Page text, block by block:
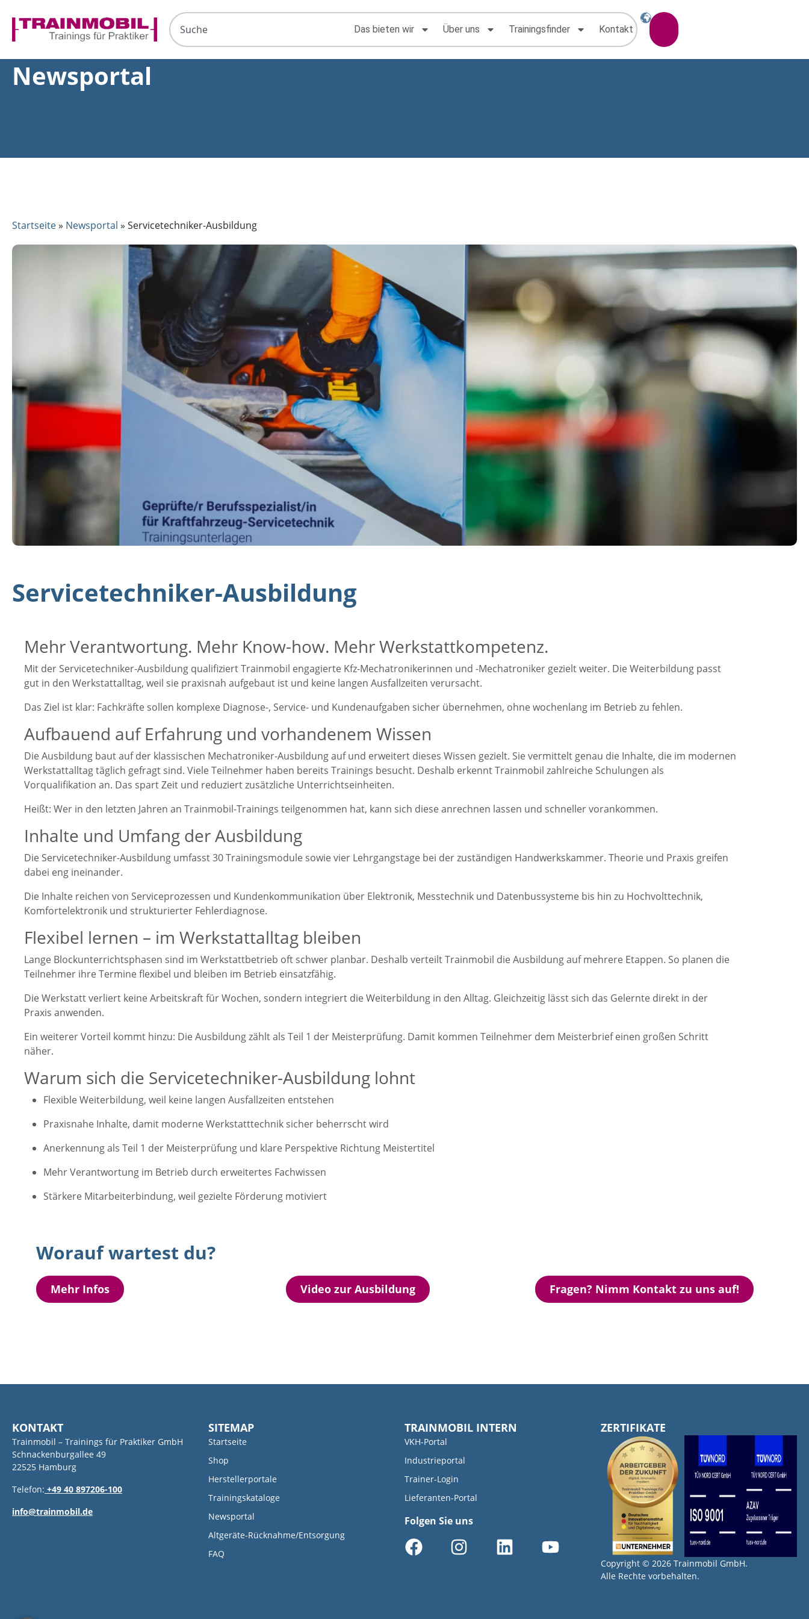
Das bieten wir Über uns Trainingsfinder Kontakt
Newsportal
Startseite» Newsportal » Servicetechniker-Ausbildung
Servicetechniker-Ausbildung
Mehr Verantwortung. Mehr Know-how. Mehr Werkstattkompetenz.
Mit der Servicetechniker-Ausbildung qualifiziertTrainmobil engagierte Kfz-Mechatronikerinnen und -Mechatroniker gezielt weiter. Die Weiterbildung passt
gut in den Werkstattalltag, weil sie praxisnah aufgebaut ist und keine langen Ausfallzeiten verursacht.
Das Ziel ist klar: Fachkräfte sollen komplexe Diagnose-, Service- und Kundenaufgaben sicher übernehmen, ohne wochenlang im Betrieb zu fehlen.
Aufbauend auf Erfahrung und vorhandenem Wissen
Die Ausbildung baut auf der klassischen Mechatroniker-Ausbildung auf und erweitert dieses Wissen gezielt. Sie vermittelt genau die Inhalte, die im modernen
Werkstattalltag täglich gefragt sind. Viele Teilnehmer haben bereits Trainings besucht. Deshalb erkennt Trainmobil zahlreiche Schulungen als
Vorqualifikation an. Das spart Zeit und reduziert zusätzliche Unterrichtseinheiten.
Heißt: Wer in den letzten Jahren an Trainmobil-Trainings teilgenommen hat, kann sich diese anrechnen lassen und schneller vorankommen.
Inhalte und Umfang der Ausbildung
Die Servicetechniker-Ausbildung umfasst 30 Trainingsmodule sowie vier Lehrgangstage bei der zuständigen Handwerkskammer. Theorie und Praxis greifen
dabei eng ineinander.
Die Inhalte reichen von Serviceprozessen und Kundenkommunikation über Elektronik, Messtechnik und Datenbussysteme bis hin zu Hochvolttechnik,
Komfortelektronik und strukturierter Fehlerdiagnose.
Flexibel lernen – im Werkstattalltag bleiben
Lange Blockunterrichtsphasen sind im Werkstattbetrieb oft schwer planbar. Deshalb verteilt Trainmobil die Ausbildung auf mehrere Etappen. So planen die
Teilnehmer ihre Termine flexibel und bleiben im Betrieb einsatzfähig.
Die Werkstatt verliert keine Arbeitskraft für Wochen, sondern integriert die Weiterbildung in den Alltag. Gleichzeitig lässt sich das Gelernte direkt in der
Praxis anwenden.
Ein weiterer Vorteil kommt hinzu: Die Ausbildung zählt als Teil 1 der Meisterprüfung. Damit kommen Teilnehmer dem Meisterbrief einen großen Schritt
näher.
Warum sich die Servicetechniker-Ausbildung lohnt
Flexible Weiterbildung, weil keine langen Ausfallzeiten entstehen
Praxisnahe Inhalte, damit moderne Werkstatttechnik sicher beherrscht wird
Anerkennung als Teil 1 der Meisterprüfung und klare Perspektive Richtung Meistertitel
Mehr Verantwortung im Betrieb durch erweitertes Fachwissen
Stärkere Mitarbeiterbindung, weil gezielte Förderung motiviert
Worauf wartest du?
Mehr Infos Video zur Ausbildung Fragen? Nimm Kontakt zu uns auf!
KONTAKT
Trainmobil – Trainings für Praktiker GmbH
Schnackenburgallee 49
22525 Hamburg
Telefon: +49 40 897206-100
info@trainmobil.de
SITEMAP
Startseite
Shop
Herstellerportale
Trainingskataloge
Newsportal
Altgeräte-Rücknahme/Entsorgung
FAQ
TRAINMOBIL INTERN
VKH-Portal
Industrieportal
Trainer-Login
Lieferanten-Portal
Folgen Sie uns
ZERTIFIKATE
Copyright © 2026 Trainmobil GmbH.
Alle Rechte vorbehalten.